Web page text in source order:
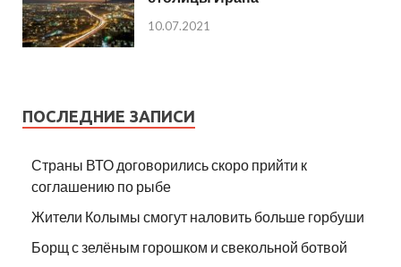
10.07.2021
ПОСЛЕДНИЕ ЗАПИСИ
Страны ВТО договорились скоро прийти к
соглашению по рыбе
Жители Колымы смогут наловить больше горбуши
Борщ с зелёным горошком и свекольной ботвой